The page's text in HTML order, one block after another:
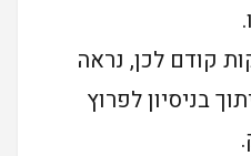
קודם לכן, נראה
בניסיון לפרוץ